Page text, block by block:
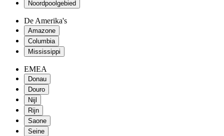
Noordpoolgebied
De Amerika's
Amazone
Columbia
Mississippi
EMEA
Donau
Douro
Nijl
Rijn
Saone
Seine